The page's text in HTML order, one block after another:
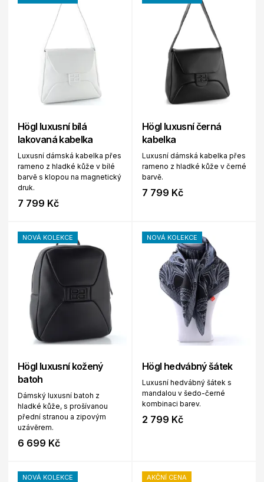
Högl luxusní bílá
lakovaná kabelka
Luxusní dámská kabelka přes
rameno z hladké kůže v bílé
barvě s klopou na magnetický
druk.
7 799 Kč
Högl luxusní černá
kabelka
Luxusní dámská kabelka přes
rameno z hladké kůže v černé
barvě.
7 799 Kč
NOVÁ KOLEKCE
Högl luxusní kožený
batoh
Dámský luxusní batoh z
hladké kůže, s prošívanou
přední stranou a zipovým
uzávěrem.
6 699 Kč
NOVÁ KOLEKCE
Högl hedvábný šátek
Luxusní hedvábný šátek s
mandalou v šedo-černé
kombinaci barev.
2 799 Kč
NOVÁ KOLEKCE AKČNÍ CENA